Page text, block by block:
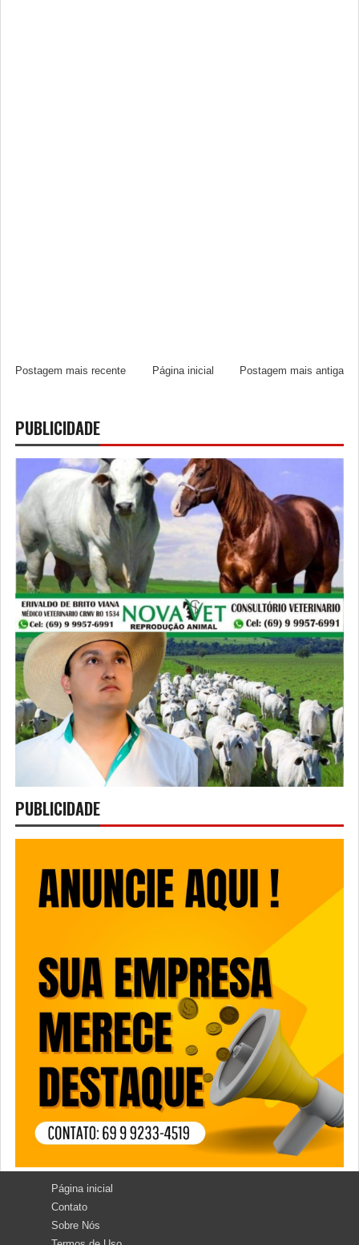
Postagem mais recente Postagem mais antiga
Página inicial
PUBLICIDADE
PUBLICIDADE
Página inicial
Contato
Sobre Nós